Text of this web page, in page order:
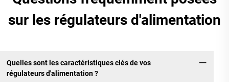
sur les régulateurs d'alimentation
Quelles sont les caractéristiques clés de vos
régulateurs d'alimentation ?